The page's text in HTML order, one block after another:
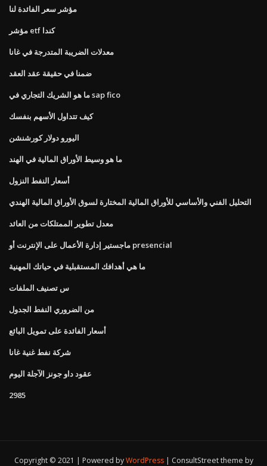
مؤشر سعر الفائدة لنا
مؤشر etf كندا
معدلات الضريبة المتدرجة في غانا
ضمنا في حقيقة عقد العقد
ما هو الشريك التجاري في sap fico
كيف تتداول الأسهم بنفسك
اليورو دولار كورشنشن
ما هو وسيط الأوراق المالية في الهند
أسعار النفط النزول
التحليل الفني والأساسي للأوراق المالية المختارة لسوق الأوراق المالية الهندي
معدل تطوير الممتلكات من العائد
ماجستير إدارة الأعمال على الإنترنت أو presencial
ما هي أهدافك المستقبلية في حياتك المهنية
س تصنيف الملفات
من الضروري النفط الجدول
أسعار الفائدة على تمويل البائع
شركة نفط غنية غانا
عقود داو جونز الآجلة اليوم
2985
Copyright © 2021 | Powered byWordPress ConsultStreet theme by